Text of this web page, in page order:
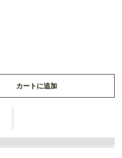
カートに追加